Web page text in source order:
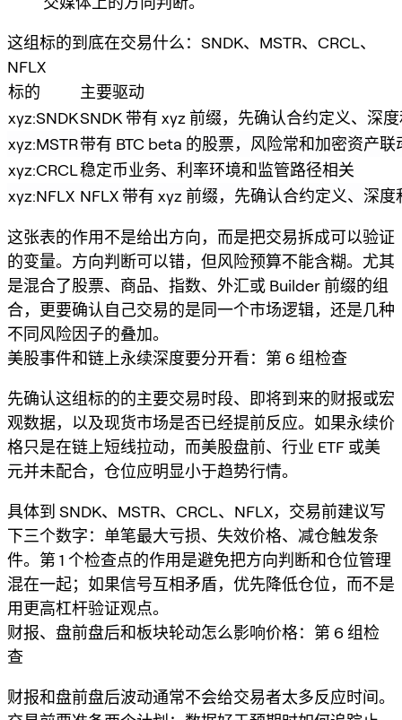
这组标的到底在交易什么：SNDK、MSTR、CRCL、
NFLX
标的
主要驱动
xyz:SNDKSNDK 带有 xyz 前缀，先确认合约定义、深
xyz:MSTR带有 BTC beta 的股票，风险常和加密资产联
xyz:CRCL稳定币业务、利率环境和监管路径相关
xyz:NFLX NFLX 带有 xyz 前缀，先确认合约定义、深
这张表的作用不是给出方向，而是把交易拆成可以验证
的变量。方向判断可以错，但风险预算不能含糊。尤其
是混合了股票、商品、指数、外汇或 Builder 前缀的组
合，更要确认自己交易的是同一个市场逻辑，还是几种
不同风险因子的叠加。
美股事件和链上永续深度要分开看：第 6 组检查
先确认这组标的的主要交易时段、即将到来的财报或宏
观数据，以及现货市场是否已经提前反应。如果永续价
格只是在链上短线拉动，而美股盘前、行业 ETF 或美
元并未配合，仓位应明显小于趋势行情。
具体到 SNDK、MSTR、CRCL、NFLX，交易前建议写
下三个数字：单笔最大亏损、失效价格、减仓触发条
件。第 1 个检查点的作用是避免把方向判断和仓位管理
混在一起；如果信号互相矛盾，优先降低仓位，而不是
用更高杠杆验证观点。
财报、盘前盘后和板块轮动怎么影响价格：第 6 组检
查
财报和盘前盘后波动通常不会给交易者太多反应时间。